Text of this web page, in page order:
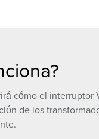
cómo el interruptor
de los